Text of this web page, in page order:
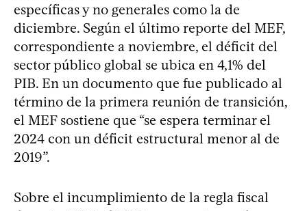
específicas y no generales como la de
diciembre. Según el último reporte del MEF,
correspondiente a noviembre, el déficit del
sector público global se ubica en 4,1% del
PIB. En un documento que fue publicado al
término de la primera reunión de transición,
el MEF sostiene que “se espera terminar el
2024 con un déficit estructural menor al de
2019”.
Sobre el incumplimiento de la regla fiscal